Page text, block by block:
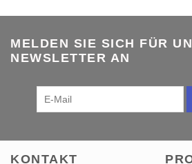
MELDEN SIE SICH FÜR
NEWSLETTER AN
KONTAKT